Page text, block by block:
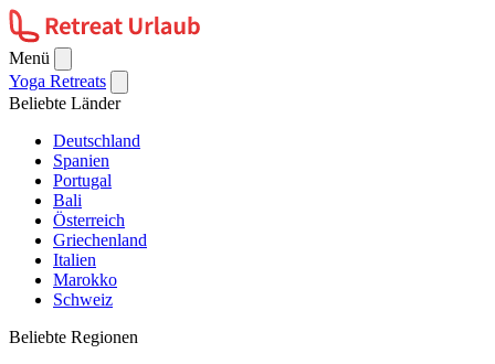
Menü
Yoga Retreats
Beliebte Länder
Deutschland
Spanien
Portugal
Bali
Österreich
Griechenland
Italien
Marokko
Schweiz
Beliebte Regionen